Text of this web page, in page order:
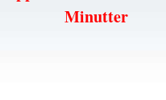
Minutter